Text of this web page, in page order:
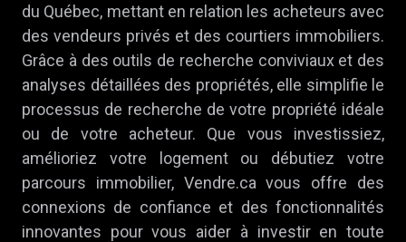
du Québec, mettant en relation les acheteurs avec
des vendeurs privés et des courtiers immobiliers.
Grâce à des outils de recherche conviviaux et des
analyses détaillées des propriétés, elle simplifie le
processus de recherche de votre propriété idéale
ou de votre acheteur. Que vous investissiez,
amélioriez votre logement ou débutiez votre
parcours immobilier, Vendre.ca vous offre des
connexions de confiance et des fonctionnalités
innovantes pour vous aider à investir en toute